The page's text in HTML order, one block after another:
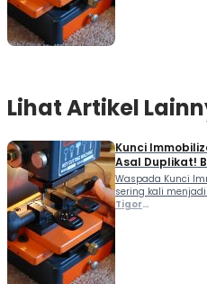
Lihat Artikel
Kunci
Asal Duplikat!
Waspada Kunci
sering kali
mobil bisa
Tigor